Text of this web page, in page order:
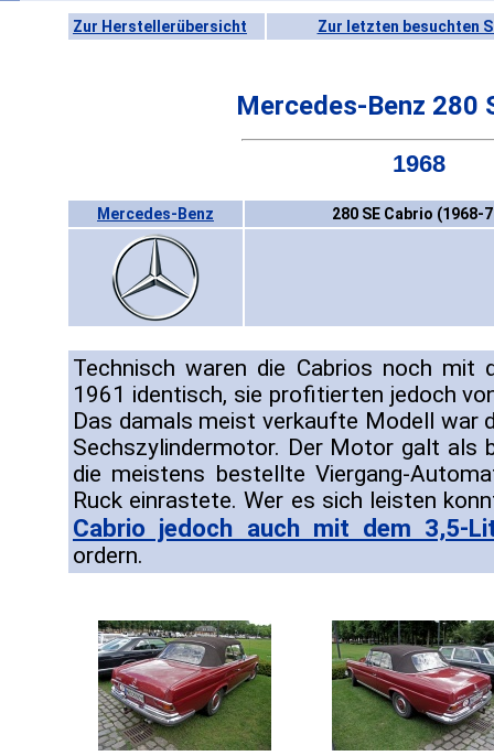
Zur Herstellerübersicht Zur letzten besuchten
Mercedes-Benz 280
1968
Mercedes-Benz 280 SE Cabrio (1968-
Technisch waren die Cabrios noch mit
1961 identisch, sie profitierten jedoch
Das damals meist verkaufte Modell war
Sechszylindermotor. Der Motor galt als
die meistens bestellte Viergang-
Ruck einrastete. Wer es sich leisten
Cabrio jedoch auch mit dem 3,5-
ordern.